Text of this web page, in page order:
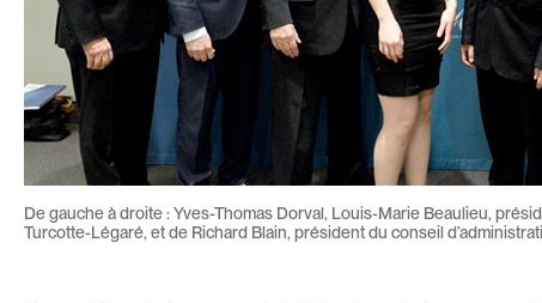
De gauche à droite : Yves-Thomas Dorval, Louis-Marie Beaulieu,
Turcotte-Légaré, et de Richard Blain, président du conseil